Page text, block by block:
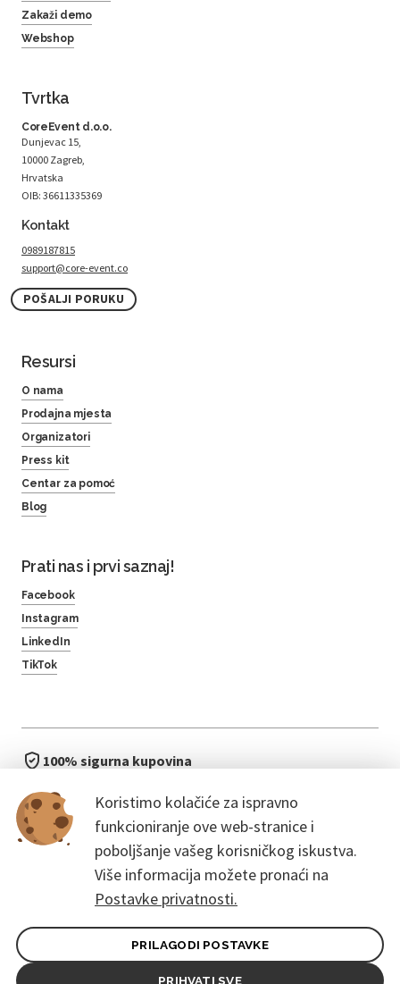
Koristimo kolačiće za ispravno
funkcioniranje ove web-stranice i
poboljšanje vašeg korisničkog iskustva.
Više informacija možete pronaći na
Postavke privatnosti.
PRILAGODI POSTAVKE
PRIHVATI SVE
Zakaži demo
Webshop
Tvrtka
CoreEvent d.o.o.
Dunjevac 15,
10000 Zagreb,
Hrvatska
OIB: 36611335369
Kontakt
0989187815
support@core-event.co
POŠALJI PORUKU
Resursi
O nama
Prodajna mjesta
Organizatori
Press kit
Centar za pomoć
Blog
Prati nas i prvi saznaj!
Facebook
Instagram
LinkedIn
TikTok
100% sigurna kupovina
bez čekanja u redu
Opći uvjeti ugovora za kupce
Pravila zaštite osobnih podataka